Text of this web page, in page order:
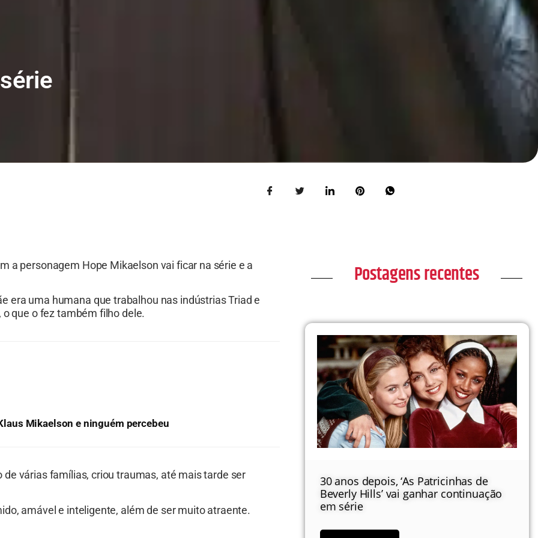
a personagem Hope Mikaelson vai ficar na série e a
era uma humana que trabalhou nas indústrias Triad e
que o fez também filho dele.
Mikaelson e ninguém percebeu
várias famílias, criou traumas, até mais tarde ser
amável e inteligente, além de ser muito atraente.
Postagens recentes
30 anos depois, ‘As Patricinhas de
Beverly Hills’ vai ganhar continuação
em série